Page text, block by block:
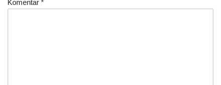
Komentar *